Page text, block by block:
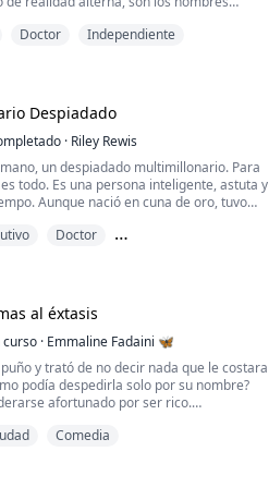
que las mujeres esparcen su semilla
para adultos)
tan poblado y hay más quej...
Doctor Independiente
Despiadado
· Riley Rewis
un despiadado multimillonario. Para
todo. Es una persona inteligente, astuta y
Aunque nació en cuna de oro, tuvo
para cumplir su sueño y mucho más
Doctor
al éxtasis
curso · Emmaline Fadaini 🦋
y trató de no decir nada que le costara
podía despedirla solo por su nombre?
afortunado por ser rico.
persona, quien se hizo a un lado y
Comedia